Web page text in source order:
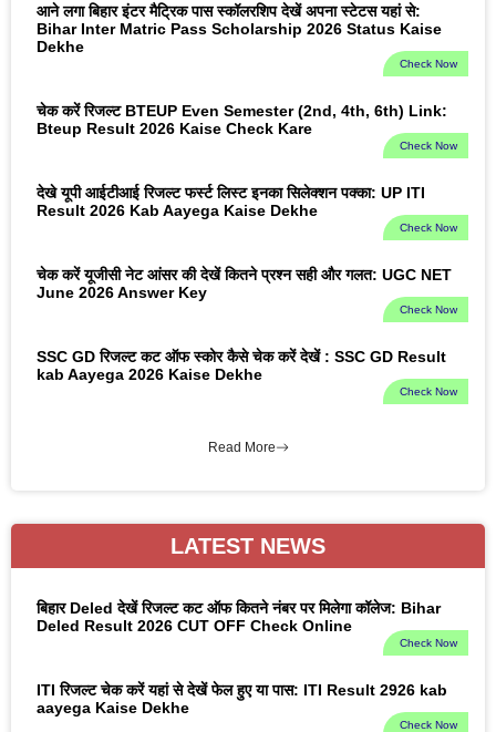
आने लगा बिहार इंटर मैट्रिक पास स्कॉलरशिप देखें अपना स्टेटस यहां से:
Bihar Inter Matric Pass Scholarship 2026 Status Kaise
Dekhe
Check Now
चेक करें रिजल्ट BTEUP Even Semester (2nd, 4th, 6th) Link:
Bteup Result 2026 Kaise Check Kare
Check Now
देखे यूपी आईटीआई रिजल्ट फर्स्ट लिस्ट इनका सिलेक्शन पक्का: UP ITI
Result 2026 Kab Aayega Kaise Dekhe
Check Now
चेक करें यूजीसी नेट आंसर की देखें कितने प्रश्न सही और गलत: UGC NET
June 2026 Answer Key
Check Now
SSC GD रिजल्ट कट ऑफ स्कोर कैसे चेक करें देखें : SSC GD Result
kab Aayega 2026 Kaise Dekhe
Check Now
Read More
LATEST NEWS
बिहार Deled देखें रिजल्ट कट ऑफ कितने नंबर पर मिलेगा कॉलेज: Bihar
Deled Result 2026 CUT OFF Check Online
Check Now
ITI रिजल्ट चेक करें यहां से देखें फेल हुए या पास: ITI Result 2926 kab
aayega Kaise Dekhe
Check Now